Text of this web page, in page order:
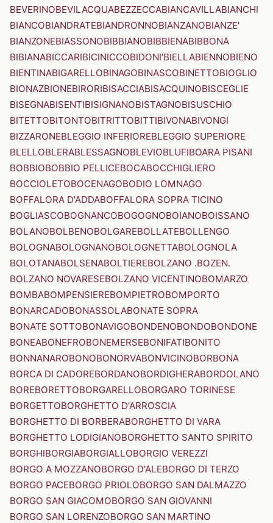
BEVERINOBEVILACQUABEZZECCABIANCAVILLABIANCHI
BIANCOBIANDRATEBIANDRONNOBIANZANOBIANZE'
BIANZONEBIASSONOBIBBIANOBIBBIENABIBBONA
BIBIANABICCARIBICINICCOBIDONI'BIELLABIENNOBIENO
BIENTINABIGARELLOBINAGOBINASCOBINETTOBIOGLIO
BIONAZBIONEBIRORIBISACCIABISACQUINOBISCEGLIE
BISEGNABISENTIBISIGNANOBISTAGNOBISUSCHIO
BITETTOBITONTOBITRITTOBITTIBIVONABIVONGI
BIZZARONEBLEGGIO INFERIOREBLEGGIO SUPERIORE
BLELLOBLERABLESSAGNOBLEVIOBLUFIBOARA PISANI
BOBBIOBOBBIO PELLICEBOCABOCCHIGLIERO
BOCCIOLETOBOCENAGOBODIO LOMNAGO
BOFFALORA D'ADDABOFFALORA SOPRA TICINO
BOGLIASCOBOGNANCOBOGOGNOBOIANOBOISSANO
BOLANOBOLBENOBOLGAREBOLLATEBOLLENGO
BOLOGNABOLOGNANOBOLOGNETTABOLOGNOLA
BOLOTANABOLSENABOLTIEREBOLZANO .BOZEN.
BOLZANO NOVARESEBOLZANO VICENTINOBOMARZO
BOMBABOMPENSIEREBOMPIETROBOMPORTO
BONARCADOBONASSOLABONATE SOPRA
BONATE SOTTOBONAVIGOBONDENOBONDOBONDONE
BONEABONEFROBONEMERSEBONIFATIBONITO
BONNANAROBONOBONORVABONVICINOBORBONA
BORCA DI CADOREBORDANOBORDIGHERABORDOLANO
BOREBORETTOBORGARELLOBORGARO TORINESE
BORGETTOBORGHETTO D'ARROSCIA
BORGHETTO DI BORBERABORGHETTO DI VARA
BORGHETTO LODIGIANOBORGHETTO SANTO SPIRITO
BORGHIBORGIABORGIALLOBORGIO VEREZZI
BORGO A MOZZANOBORGO D'ALEBORGO DI TERZO
BORGO PACEBORGO PRIOLOBORGO SAN DALMAZZO
BORGO SAN GIACOMOBORGO SAN GIOVANNI
BORGO SAN LORENZOBORGO SAN MARTINO